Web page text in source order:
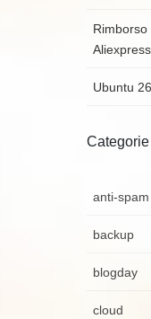
Aliexpress
Ubuntu
Categorie
anti-spam
backup
blogday
cloud